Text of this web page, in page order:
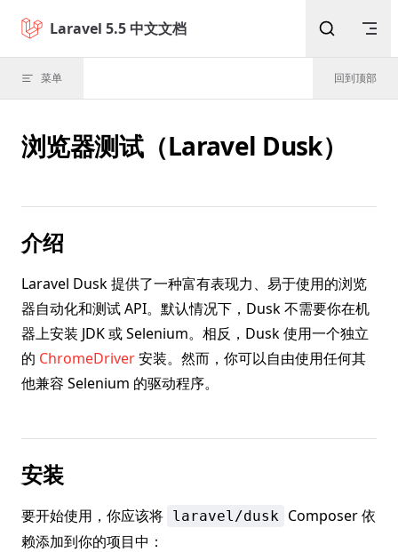
Skip to content
Laravel 5.5 中文文档
菜单 回到顶部
浏览器测试（Laravel Dusk）
介绍
Laravel Dusk 提供了一种富有表现力、易于使用的浏览
器自动化和测试 API。默认情况下，Dusk 不需要你在机
器上安装 JDK 或 Selenium。相反，Dusk 使用一个独立
的 ChromeDriver安装。然而，你可以自由使用任何其
他兼容 Selenium 的驱动程序。
安装
要开始使用，你应该将 laravel/dusk Composer 依
赖添加到你的项目中：